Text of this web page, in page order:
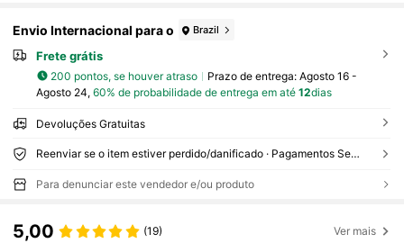
Envio Internacional para o Brazil
Frete grátis
200 pontos, se houver atraso Prazo de entrega: Agosto 16 -
Agosto 24, 60% de probabilidade de entrega em até 12dias
Devoluções Gratuitas
Reenviar se o item estiver perdido/danificado · Pagamentos Seguros · Proteção de privacidade
Para denunciar este vendedor e/ou produto
5,00 (19) Ver mais